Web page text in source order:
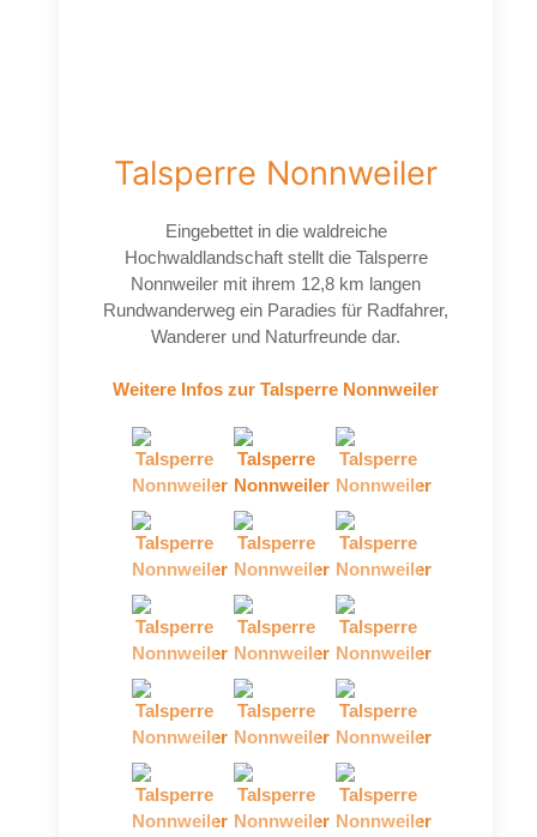
Talsperre Nonnweiler
Eingebettet in die waldreiche
Hochwaldlandschaft stellt die Talsperre
Nonnweiler mit ihrem 12,8 km langen
Rundwanderweg ein Paradies für Radfahrer,
Wanderer und Naturfreunde dar.
Weitere Infos zur Talsperre Nonnweiler